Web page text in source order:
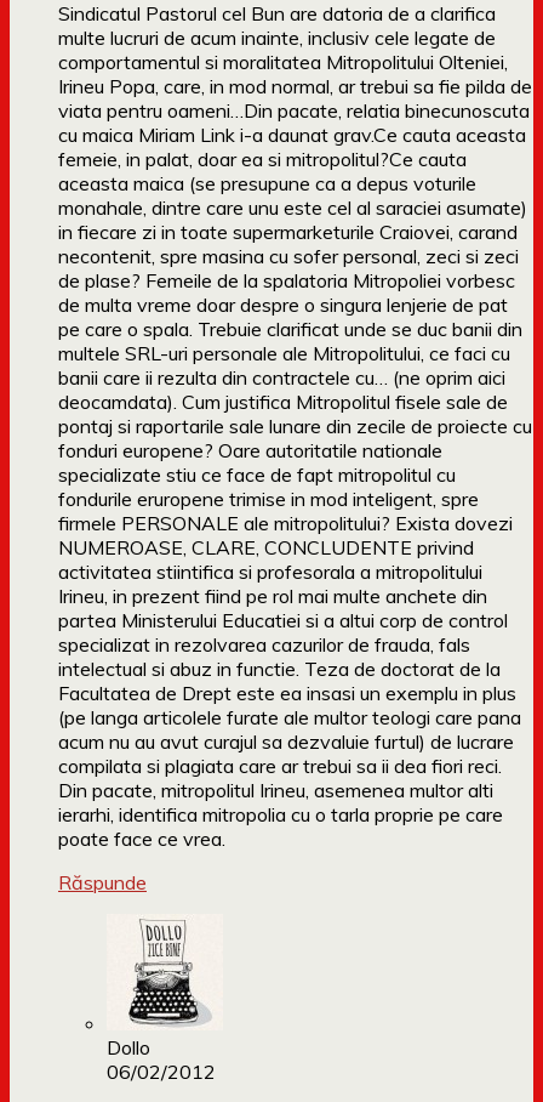
Sindicatul Pastorul cel Bun are datoria de a clarifica
multe lucruri de acum inainte, inclusiv cele legate de
comportamentul si moralitatea Mitropolitului Olteniei,
Irineu Popa, care, in mod normal, ar trebui sa fie pilda de
viata pentru oameni…Din pacate, relatia binecunoscuta
cu maica Miriam Link i-a daunat grav.Ce cauta aceasta
femeie, in palat, doar ea si mitropolitul?Ce cauta
aceasta maica (se presupune ca a depus voturile
monahale, dintre care unu este cel al saraciei asumate)
in fiecare zi in toate supermarketurile Craiovei, carand
necontenit, spre masina cu sofer personal, zeci si zeci
de plase? Femeile de la spalatoria Mitropoliei vorbesc
de multa vreme doar despre o singura lenjerie de pat
pe care o spala. Trebuie clarificat unde se duc banii din
multele SRL-uri personale ale Mitropolitului, ce faci cu
banii care ii rezulta din contractele cu… (ne oprim aici
deocamdata). Cum justifica Mitropolitul fisele sale de
pontaj si raportarile sale lunare din zecile de proiecte cu
fonduri europene? Oare autoritatile nationale
specializate stiu ce face de fapt mitropolitul cu
fondurile eruropene trimise in mod inteligent, spre
firmele PERSONALE ale mitropolitului? Exista dovezi
NUMEROASE, CLARE, CONCLUDENTE privind
activitatea stiintifica si profesorala a mitropolitului
Irineu, in prezent fiind pe rol mai multe anchete din
partea Ministerului Educatiei si a altui corp de control
specializat in rezolvarea cazurilor de frauda, fals
intelectual si abuz in functie. Teza de doctorat de la
Facultatea de Drept este ea insasi un exemplu in plus
(pe langa articolele furate ale multor teologi care pana
acum nu au avut curajul sa dezvaluie furtul) de lucrare
compilata si plagiata care ar trebui sa ii dea fiori reci.
Din pacate, mitropolitul Irineu, asemenea multor alti
ierarhi, identifica mitropolia cu o tarla proprie pe care
poate face ce vrea.
Răspunde
Dollo
06/02/2012